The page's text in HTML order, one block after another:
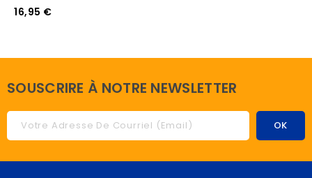
16,95 €
SOUSCRIRE À NOTRE NEWSLETTER